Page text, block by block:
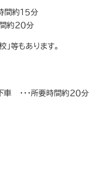
約１５分
約２０分
等もあります。
・・・所要時間約２０分